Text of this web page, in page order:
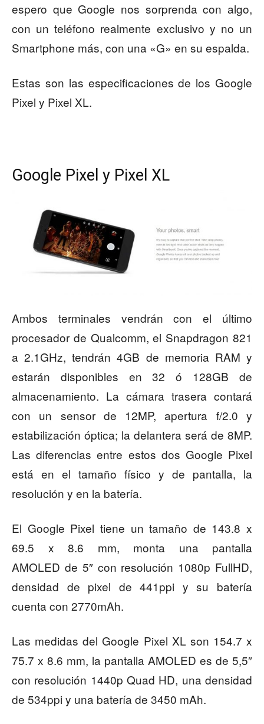
espero que Google nos sorprenda con algo,
con un teléfono realmente exclusivo y no un
Smartphone más, con una «G» en su espalda.
Estas son las especificaciones de los Google
Pixel y Pixel XL.
Google Pixel y Pixel XL
Ambos terminales vendrán con el último
procesador de Qualcomm, el Snapdragon 821
a 2.1GHz, tendrán 4GB de memoria RAM y
estarán disponibles en 32 ó 128GB de
almacenamiento. La cámara trasera contará
con un sensor de 12MP, apertura f/2.0 y
estabilización óptica; la delantera será de 8MP.
Las diferencias entre estos dos Google Pixel
está en el tamaño físico y de pantalla, la
resolución y en la batería.
El Google Pixel tiene un tamaño de 143.8 x
69.5 x 8.6 mm, monta una pantalla
AMOLED de 5″ con resolución 1080p FullHD,
densidad de pixel de 441ppi y su batería
cuenta con 2770mAh.
Las medidas del Google Pixel XL son 154.7 x
75.7 x 8.6 mm, la pantalla AMOLED es de 5,5″
con resolución 1440p Quad HD, una densidad
de 534ppi y una batería de 3450 mAh.